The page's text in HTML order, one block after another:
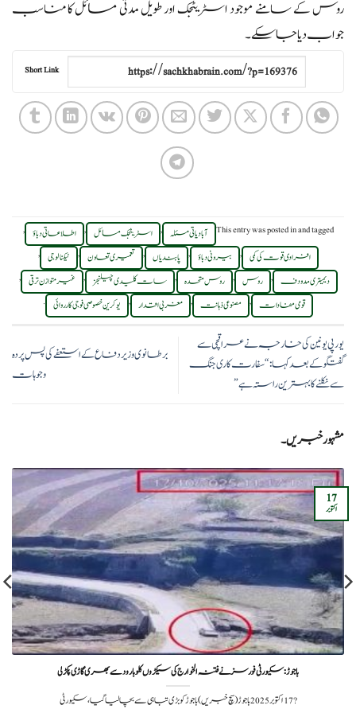
روس کے سامنے موجود اسٹریٹجک اور طویل مدتی مسائل کا مناسب
جواب دیا جا سکے۔
Short Link
This entry was posted inand tagged آبادیاتی مسئلہ , اسٹریٹجک مسائل , اطلاعاتی دباؤ ,
افرادی قوت کی کمی , بیرونی دباؤ , پابندیاں , تعمیری تعاون , ٹیکنالوجی ,
دیمیتری مدودف , روس , روس متحدہ , سات کلیدی چیلنجز , غیرمتوازن ترقی ,
قومی مفادات , مصنوعی ذہانت , مغربی اقدار , یوکرین خصوصی فوجی کارروائی .
یورپی یونین کی خارجہ نے عراقچی سے
گفتگو کے بعد کہا: “سفارت کاری جنگ
سے نکلنے کا بہترین راستہ ہے”
برطانوی وزیر دفاع کے استعفے کی پس پردہ
وجوہات
مشہور خبریں۔
باجوڑ: سکیورٹی فورسز نے فتنہ الخوارج کی سیکڑوں کلو بارود سے بھری گاڑی پکڑلی
?️ 17 اکتوبر 2025باجوڑ (سچ خبریں) باجوڑ کو بڑی تباہی سے بچا لیا گیا، سکیورٹی
17
اکتوبر